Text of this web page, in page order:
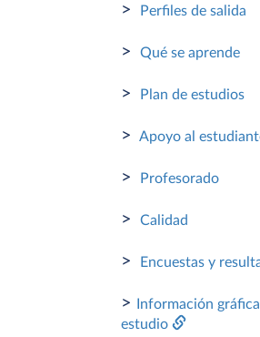
> Perfiles de salida
> Qué se aprende
> Plan de estudios
> Apoyo al
> Profesorado
> Calidad
> Encuestas y
>
Información gráfica
estudio